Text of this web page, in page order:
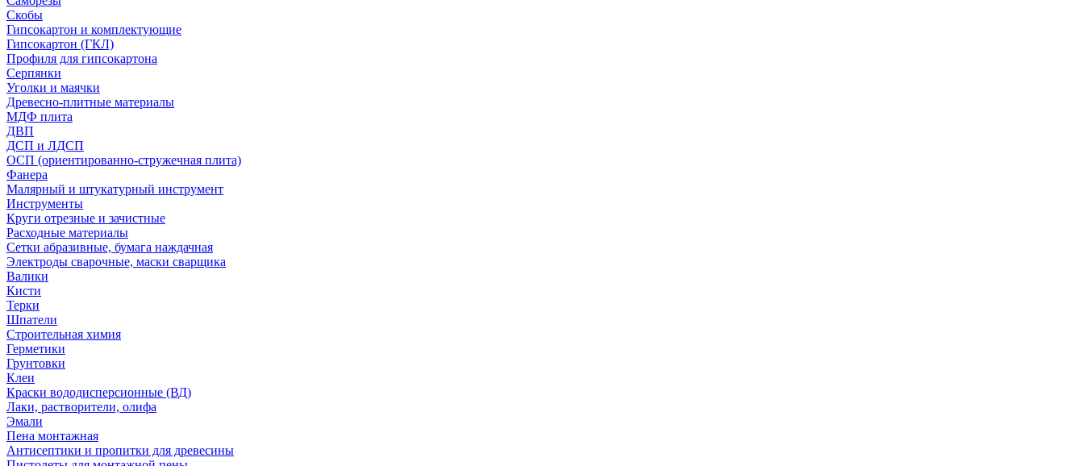
Скобы
Гипсокартон и комплектующие
Гипсокартон (ГКЛ)
Профиля для гипсокартона
Серпянки
Уголки и маячки
Древесно-плитные материалы
МДФ плита
ДВП
ДСП и ЛДСП
ОСП (ориентированно-стружечная плита)
Фанера
Малярный и штукатурный инструмент
Инструменты
Круги отрезные и зачистные
Расходные материалы
Сетки абразивные, бумага наждачная
Электроды сварочные, маски сварщика
Валики
Кисти
Терки
Шпатели
Строительная химия
Герметики
Грунтовки
Клеи
Краски вододисперсионные (ВД)
Лаки, растворители, олифа
Эмали
Пена монтажная
Антисептики и пропитки для древесины